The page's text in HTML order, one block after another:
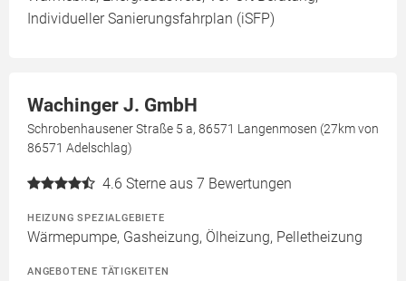
Individueller Sanierungsfahrplan (iSFP)
Wachinger J. GmbH
Schrobenhausener Straße 5 a, 86571 Langenmosen (27km von
86571 Adelschlag)
4.6 Sterne aus 7 Bewertungen
HEIZUNG SPEZIALGEBIETE
Wärmepumpe, Gasheizung, Ölheizung, Pelletheizung
ANGEBOTENE TÄTIGKEITEN